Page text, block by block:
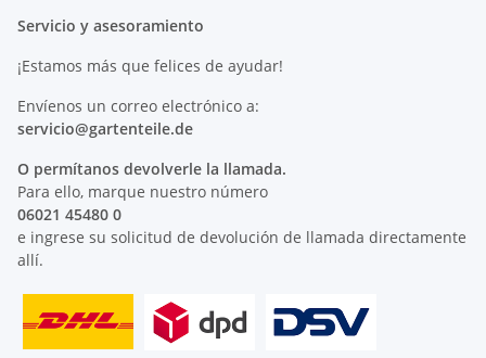
Servicio y asesoramiento
¡Estamos más que felices de ayudar!
Envíenos un correo electrónico a:
servicio@gartenteile.de
O permítanos devolverle la llamada.
Para ello, marque nuestro número
06021 45480 0
e ingrese su solicitud de devolución de llamada directamente
allí.